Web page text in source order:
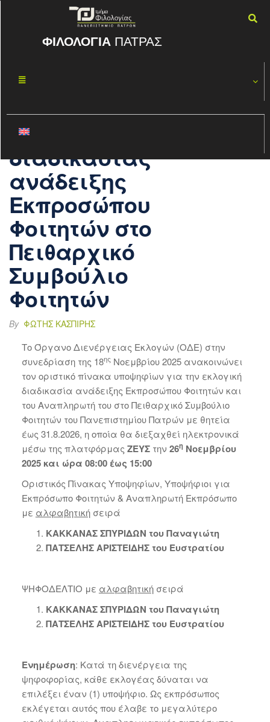
ΦΙΛΟΛΟΓΙΑ ΠΑΤΡΑΣ
20
ψηφοδέλτιο
εκλογικής
διαδικασίας
ανάδειξης
Εκπροσώπου
Φοιτητών στο
Πειθαρχικό
Συμβούλιο
Φοιτητών
By ΦΏΤΗΣ ΚΑΣΠΊΡΗΣ
Το Όργανο Διενέργειας Εκλογών (ΟΔΕ) στην
συνεδρίαση της 18ηςΝοεμβρίου 2025 ανακοινώνει
τον οριστικό πίνακα υποψηφίων για την εκλογική
διαδικασία ανάδειξης Εκπροσώπου Φοιτητών και
του Αναπληρωτή του στο Πειθαρχικό Συμβούλιο
Φοιτητών του Πανεπιστημίου Πατρών με θητεία
έως 31.8.2026, η οποία θα διεξαχθεί ηλεκτρονικά
μέσω της πλατφόρμας ΖΕΥΣτην 26η Νοεμβρίου
2025 και ώρα 08:00 έως 15:00
Οριστικός Πίνακας Υποψηφίων, Υποψήφιοι για
Εκπρόσωπο Φοιτητών & Αναπληρωτή Εκπρόσωπο
με αλφαβητικήσειρά
ΚΑΚΚΑΝΑΣ ΣΠΥΡΙΔΩΝ του Παναγιώτη
ΠΑΤΣΕΛΗΣ ΑΡΙΣΤΕΙΔΗΣ του Ευστρατίου
ΨΗΦΟΔΕΛΤΙΟ με αλφαβητικήσειρά
ΚΑΚΚΑΝΑΣ ΣΠΥΡΙΔΩΝ του Παναγιώτη
ΠΑΤΣΕΛΗΣ ΑΡΙΣΤΕΙΔΗΣ του Ευστρατίου
Ενημέρωση: Κατά τη διενέργεια της
ψηφοφορίας, κάθε εκλογέας δύναται να
επιλέξει έναν (1) υποψήφιο. Ως εκπρόσωπος
εκλέγεται αυτός που έλαβε το μεγαλύτερο